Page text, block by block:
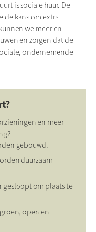
is sociale huur. De
de kans om extra
we meer en
en zorgen dat de
ondernemende
en meer
gebouwd.
duurzaam
om plaats te
open en